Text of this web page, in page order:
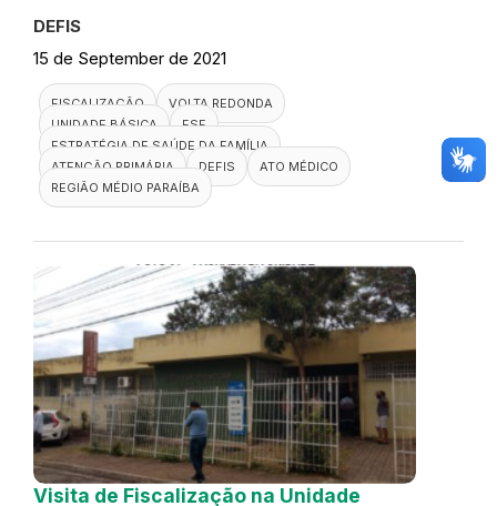
DEFIS
15 de September de 2021
FISCALIZAÇÃO
VOLTA REDONDA
UNIDADE BÁSICA
ESF
ESTRATÉGIA DE SAÚDE DA FAMÍLIA
ATENÇÃO PRIMÁRIA
DEFIS
ATO MÉDICO
REGIÃO MÉDIO PARAÍBA
Visita de Fiscalização na Unidade